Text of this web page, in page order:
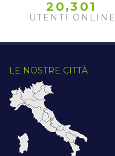
2 0,3 01
UTENTI ONLINE
LE NOSTRE CITTÀ